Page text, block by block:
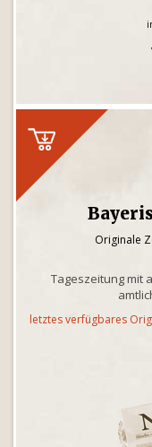
Originale
Tageszeitung mit
letztes verfügbares